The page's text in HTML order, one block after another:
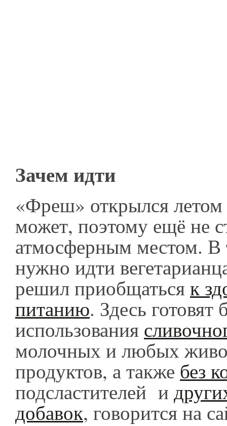
Зачем идти
«Фреш» открылся летом
может, поэтому ещё не
атмосферным местом. В
нужно идти
решил приобщатьсяк
питанию. Здесь готовят
использования
молочных и любых
продуктов, а также без
подсластителей и
добавок, говорится на